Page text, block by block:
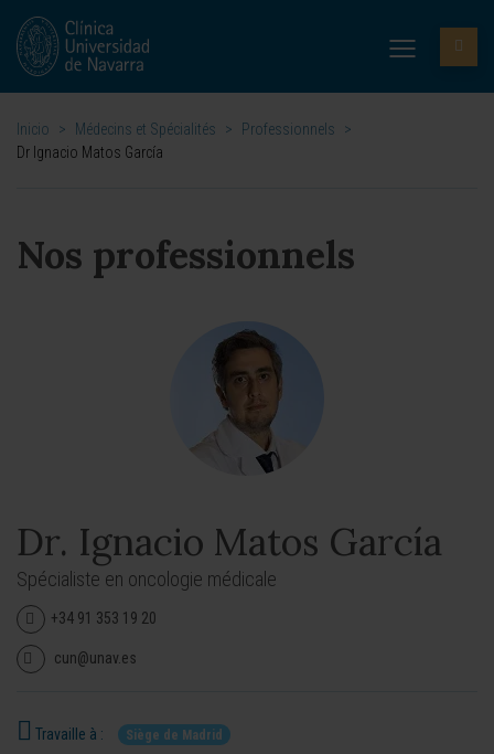
Inicio > Médecins et Spécialités > Professionnels
>
Dr Ignacio Matos García
Nos professionnels
Dr. Ignacio Matos García
Spécialiste en oncologie médicale
+34 91 353 19 20
cun@unav.es
Travaille à : Siège de Madrid